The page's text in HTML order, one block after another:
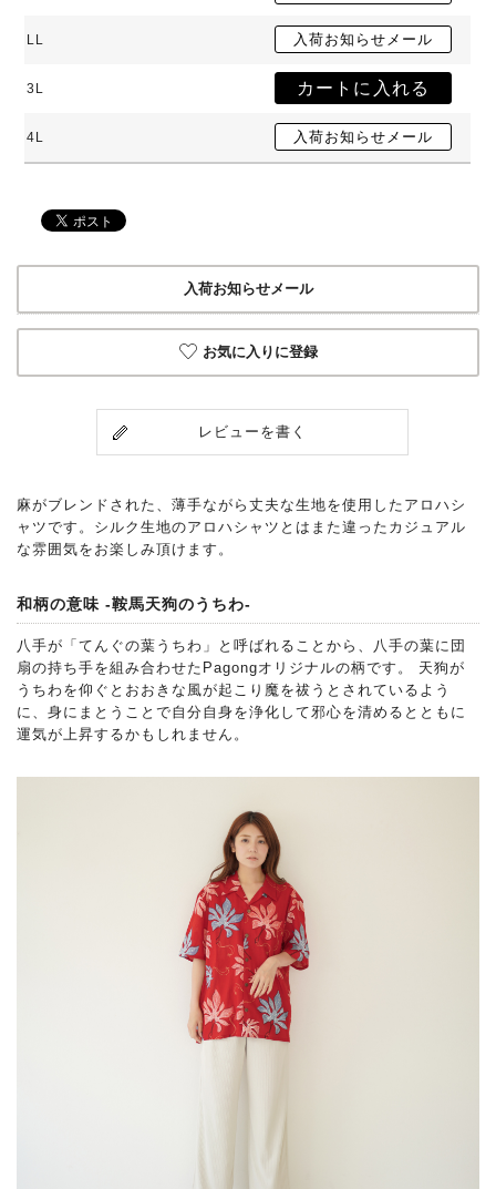
LL
3L
4L
入荷お知らせメール
お気に入りに登録
レビューを書く
麻がブレンドされた、薄手ながら丈夫な生地を使用したアロハシ
ャツです。シルク生地のアロハシャツとはまた違ったカジュアル
な雰囲気をお楽しみ頂けます。
和柄の意味 -鞍馬天狗のうちわ-
八手が「てんぐの葉うちわ」と呼ばれることから、八手の葉に団
扇の持ち手を組み合わせたPagongオリジナルの柄です。 天狗が
うちわを仰ぐとおおきな風が起こり魔を祓うとされているよう
に、身にまとうことで自分自身を浄化して邪心を清めるとともに
運気が上昇するかもしれません。